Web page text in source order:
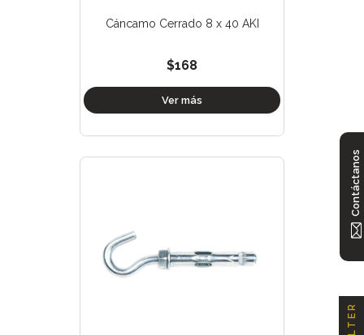
Cáncamo Cerrado 8 x 40 AKI
$168
Ver más
Contáctanos
FILTER